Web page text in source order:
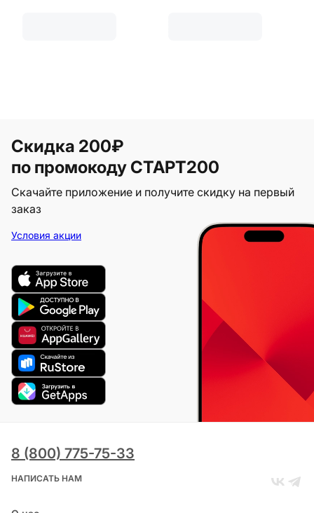
Скидка 200₽
по промокоду СТАРТ200
Скачайте приложение и получите скидку на первый
заказ
Условия акции
8 (800) 775-75-33
НАПИСАТЬ НАМ